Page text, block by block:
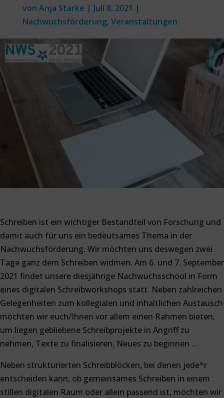
von Anja Starke | Juli 8, 2021 |
Nachwuchsförderung, Veranstaltungen
Schreiben ist ein wichtiger Bestandteil von Forschung und
damit auch für uns ein bedeutsames Thema in der
Nachwuchsförderung. Wir möchten uns deswegen zwei
Tage ganz dem Schreiben widmen. Am 6. und 7. September
2021 findet unsere diesjährige Nachwuchsschool in Form
eines digitalen Schreibworkshops statt. Neben zahlreichen
Gelegenheiten zum kollegialen und inhaltlichen Austausch
möchten wir euch/Ihnen vor allem einen Rahmen bieten,
um liegen gebliebene Schreibprojekte in Angriff zu
nehmen, Texte zu finalisieren, Neues zu beginnen …
Neben strukturierten Schreibblöcken, bei denen jede*r
entscheiden kann, ob gemeinsames Schreiben in einem
stillen digitalen Raum oder allein passend ist, möchten wir